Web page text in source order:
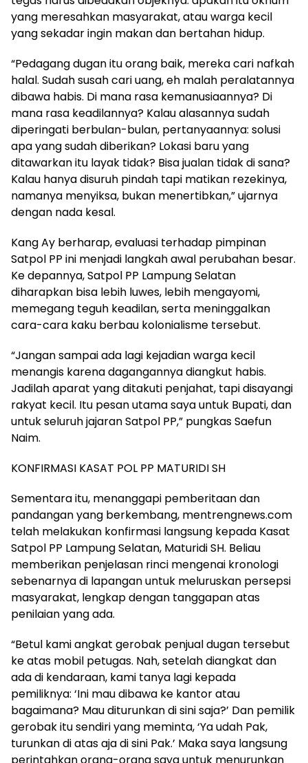
yang meresahkan masyarakat, atau warga kecil
yang sekadar ingin makan dan bertahan hidup.
“Pedagang dugan itu orang baik, mereka cari nafkah
halal. Sudah susah cari uang, eh malah peralatannya
dibawa habis. Di mana rasa kemanusiaannya? Di
mana rasa keadilannya? Kalau alasannya sudah
diperingati berbulan-bulan, pertanyaannya: solusi
apa yang sudah diberikan? Lokasi baru yang
ditawarkan itu layak tidak? Bisa jualan tidak di sana?
Kalau hanya disuruh pindah tapi matikan rezekinya,
namanya menyiksa, bukan menertibkan,” ujarnya
dengan nada kesal.
Kang Ay berharap, evaluasi terhadap pimpinan
Satpol PP ini menjadi langkah awal perubahan besar.
Ke depannya, Satpol PP Lampung Selatan
diharapkan bisa lebih luwes, lebih mengayomi,
memegang teguh keadilan, serta meninggalkan
cara-cara kaku berbau kolonialisme tersebut.
“Jangan sampai ada lagi kejadian warga kecil
menangis karena dagangannya diangkut habis.
Jadilah aparat yang ditakuti penjahat, tapi disayangi
rakyat kecil. Itu pesan utama saya untuk Bupati, dan
untuk seluruh jajaran Satpol PP,” pungkas Saefun
Naim.
KONFIRMASI KASAT POL PP MATURIDI SH
Sementara itu, menanggapi pemberitaan dan
pandangan yang berkembang, mentrengnews.com
telah melakukan konfirmasi langsung kepada Kasat
Satpol PP Lampung Selatan, Maturidi SH. Beliau
memberikan penjelasan rinci mengenai kronologi
sebenarnya di lapangan untuk meluruskan persepsi
masyarakat, lengkap dengan tanggapan atas
penilaian yang ada.
“Betul kami angkat gerobak penjual dugan tersebut
ke atas mobil petugas. Nah, setelah diangkat dan
ada di kendaraan, kami tanya lagi kepada
pemiliknya: ‘Ini mau dibawa ke kantor atau
bagaimana? Mau diturunkan di sini saja?’ Dan pemilik
gerobak itu sendiri yang meminta, ‘Ya udah Pak,
turunkan di atas aja di sini Pak.’ Maka saya langsung